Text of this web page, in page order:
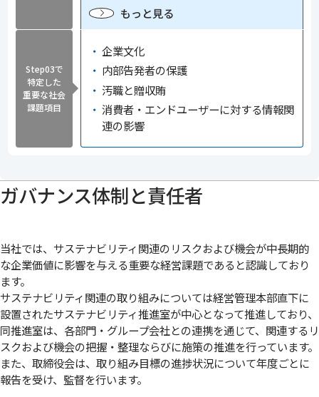
もっと見る
Step03で
特定した
重要な社会
課題項目
企業文化
内部告発者の保護
汚職と贈収賄
消費者・エンドユーザーに対する情報関
連の影響
ガバナンス体制と責任者
当社では、サステナビリティ関連のリスクおよび機会が中長期的
な企業価値に影響を与える重要な経営課題であると認識しており
ます。
サステナビリティ関連の取り組みについては経営管理本部直下に
設置されたサステナビリティ推進室が中心となって推進しており、
同推進室は、各部門・グループ会社との連携を通じて、関連するリ
スクおよび機会の把握・整理ならびに施策の推進を行っています。
また、取締役会は、取り組み目標の進捗状況について年度ごとに
報告を受け、監督を行います。